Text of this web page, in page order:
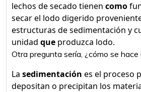
lechos de secado tienen como
secar el lodo digerido
estructuras de sedimentación y
unidad que produzca lodo.
Otra pregunta sería, ¿cómo se
La sedimentación es el proceso
depositan o precipitan los